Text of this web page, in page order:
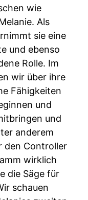
wie
Als
sie eine
und ebenso
Rolle. Im
wir über ihre
Fähigkeiten
und
und
anderem
den Controller
wirklich
die Säge für
schauen